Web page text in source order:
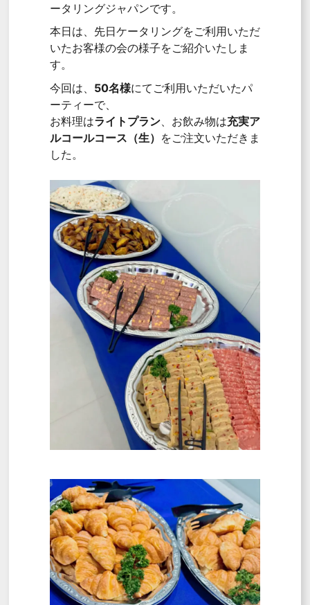
ータリングジャパンです。
本日は、先日ケータリングをご利用いただ
いたお客様の会の様子をご紹介いたしま
す。
今回は、 50名様にてご利用いただいたパ
ーティーで、
お料理はライトプラン、お飲み物は充実ア
ルコールコース（生） をご注文いただきま
した。